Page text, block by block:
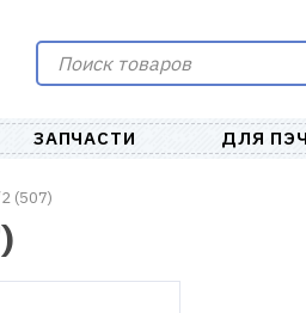
ЗАПЧАСТИ ДЛЯ
(507)